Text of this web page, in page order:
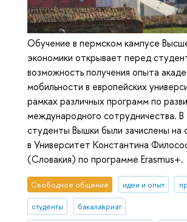
Обучение в пермском кампусе
экономики открывает перед
возможность получения опыта
мобильности в европейских
рамках различных программ по
международного сотрудничества.
студенты Вышки были зачислены на
в Университет Константина
(Словакия) по программе Erasmus+.
Свободное общение идеи и опыт
студенты бакалавриат